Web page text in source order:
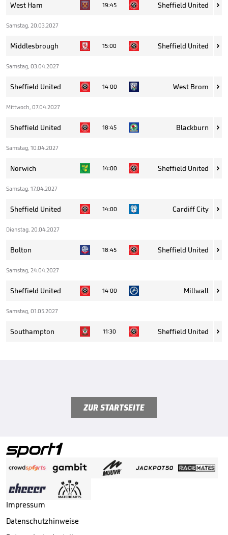
West Ham 19:45 Sheffield United 
Samstag, 20.03.2027
Middlesbrough 15:00 Sheffield United 
Samstag, 03.04.2027
Sheffield United 14:00 West Brom 
Mittwoch, 07.04.2027
Sheffield United 18:45 Blackburn 
Samstag, 10.04.2027
Norwich 14:00 Sheffield United 
Samstag, 17.04.2027
Sheffield United 14:00 Cardiff City 
Dienstag, 20.04.2027
Bolton 18:45 Sheffield United 
Samstag, 24.04.2027
Sheffield United 14:00 Millwall 
Samstag, 01.05.2027
Southampton 11:30 Sheffield United 
ZUR STARTSEITE
Impressum
Datenschutzhinweise